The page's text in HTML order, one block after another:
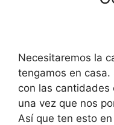
Necesitaremos la
tengamos en casa.
con las cantidades
una vez que nos
Así que ten esto